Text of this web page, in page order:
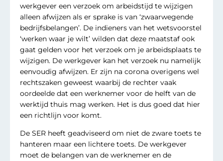
werkgever een verzoek om arbeidstijd te wijzigen
alleen afwijzen als er sprake is van ‘zwaarwegende
bedrijfsbelangen’. De indieners van het wetsvoorstel
‘werken waar je wilt’ wilden dat deze maatstaf ook
gaat gelden voor het verzoek om je arbeidsplaats te
wijzigen. De werkgever kan het verzoek nu namelijk
eenvoudig afwijzen. Er zijn na corona overigens wel
rechtszaken geweest waarbij de rechter vaak
oordeelde dat een werknemer voor de helft van de
werktijd thuis mag werken. Het is dus goed dat hier
een richtlijn voor komt.
De SER heeft geadviseerd om niet de zware toets te
hanteren maar een lichtere toets. De werkgever
moet de belangen van de werknemer en de